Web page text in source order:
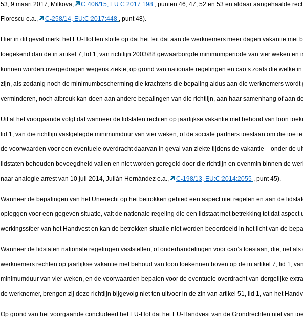
53; 9 maart 2017, Milkova, C‑406/15, EU:C:2017:198 , punten 46, 47, 52 en 53 en aldaar aangehaalde
Florescu e.a., C‑258/14, EU:C:2017:448 , punt 48).
Hier in dit geval merkt het EU-Hof ten slotte op dat het feit dat aan de werknemers meer dagen vakantie met
toegekend dan de in artikel 7, lid 1, van richtlijn 2003/88 gewaarborgde minimumperiode van vier weken en
kunnen worden overgedragen wegens ziekte, op grond van nationale regelingen en cao’s zoals die welke
zijn, als zodanig noch de minimumbescherming die krachtens die bepaling aldus aan die werknemers
verminderen, noch afbreuk kan doen aan andere bepalingen van die richtlijn, aan haar samenhang of aan
Uit al het voorgaande volgt dat wanneer de lidstaten rechten op jaarlijkse vakantie met behoud van loon
lid 1, van die richtlijn vastgelegde minimumduur van vier weken, of de sociale partners toestaan om die toe
de voorwaarden voor een eventuele overdracht daarvan in geval van ziekte tijdens de vakantie – onder de
lidstaten behouden bevoegdheid vallen en niet worden geregeld door die richtlijn en evenmin binnen de
naar analogie arrest van 10 juli 2014, Julián Hernández e.a., C‑198/13, EU:C:2014:2055 , punt 45).
Wanneer de bepalingen van het Unierecht op het betrokken gebied een aspect niet regelen en aan de
opleggen voor een gegeven situatie, valt de nationale regeling die een lidstaat met betrekking tot dat aspect
werkingssfeer van het Handvest en kan de betrokken situatie niet worden beoordeeld in het licht van de
Wanneer de lidstaten nationale regelingen vaststellen, of onderhandelingen voor cao’s toestaan, die, net
werknemers rechten op jaarlijkse vakantie met behoud van loon toekennen boven op de in artikel 7, lid 1,
minimumduur van vier weken, en de voorwaarden bepalen voor de eventuele overdracht van dergelijke
de werknemer, brengen zij deze richtlijn bijgevolg niet ten uitvoer in de zin van artikel 51, lid 1, van het
Op grond van het voorgaande concludeert het EU-Hof dat het EU-Handvest van de Grondrechten niet van